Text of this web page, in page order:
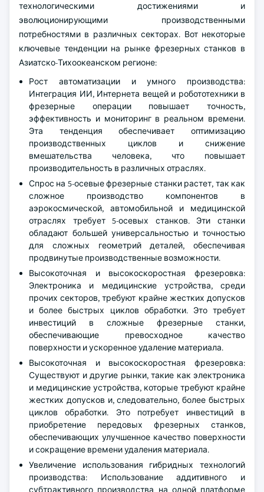
технологическими достижениями и
эволюционирующими производственными
потребностями в различных секторах. Вот некоторые
ключевые тенденции на рынке фрезерных станков в
Азиатско-Тихоокеанском регионе:
Рост автоматизации и умного производства:
Интеграция ИИ, Интернета вещей и робототехники в
фрезерные операции повышает точность,
эффективность и мониторинг в реальном времени.
Эта тенденция обеспечивает оптимизацию
производственных циклов и снижение
вмешательства человека, что повышает
производительность в различных отраслях.
Спрос на 5-осевые фрезерные станки растет, так как
сложное производство компонентов в
аэрокосмической, автомобильной и медицинской
отраслях требует 5-осевых станков. Эти станки
обладают большей универсальностью и точностью
для сложных геометрий деталей, обеспечивая
продвинутые производственные возможности.
Высокоточная и высокоскоростная фрезеровка:
Электроника и медицинские устройства, среди
прочих секторов, требуют крайне жестких допусков
и более быстрых циклов обработки. Это требует
инвестиций в сложные фрезерные станки,
обеспечивающие превосходное качество
поверхности и ускоренное удаление материала.
Высокоточная и высокоскоростная фрезеровка:
Существуют и другие рынки, такие как электроника
и медицинские устройства, которые требуют крайне
жестких допусков и, следовательно, более быстрых
циклов обработки. Это потребует инвестиций в
приобретение передовых фрезерных станков,
обеспечивающих улучшенное качество поверхности
и сокращение времени удаления материала.
Увеличение использования гибридных технологий
производства: Использование аддитивного и
субтрактивного производства на одной платформе